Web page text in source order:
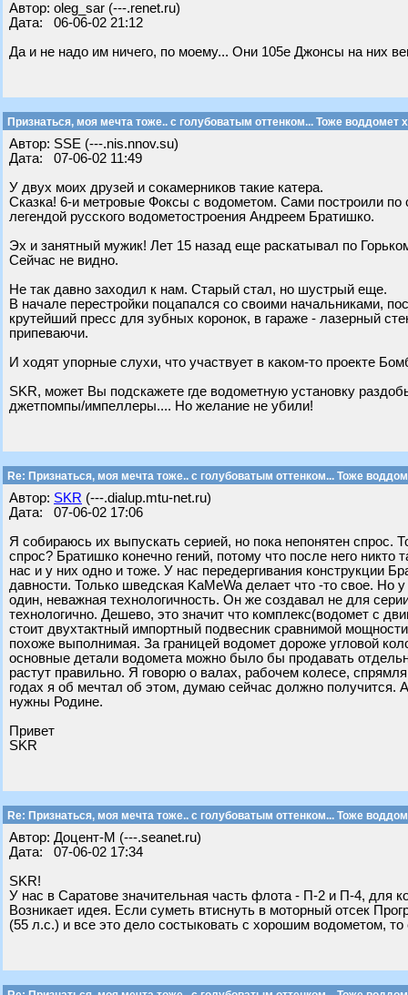
Автор: oleg_sar (---.renet.ru)
Дата: 06-06-02 21:12
Да и не надо им ничего, по моему... Они 105е Джонсы на них
Признаться, моя мечта тоже.. с голубоватым оттенком... Тоже воддомет
Автор: SSE (---.nis.nnov.su)
Дата: 07-06-02 11:49
У двух моих друзей и сокамерников такие катера.
Сказка! 6-и метровые Фоксы с водометом. Сами построили по
легендой русского водометостроения Андреем Братишко.
Эх и занятный мужик! Лет 15 назад еще раскатывал по
Сейчас не видно.
Не так давно заходил к нам. Старый стал, но шустрый еще.
В начале перестройки поцапался со своими начальниками,
крутейший пресс для зубных коронок, в гараже - лазерный
припеваючи.
И ходят упорные слухи, что участвует в каком-то проекте
SKR, может Вы подскажете где водометную установку
джетпомпы/импеллеры.... Но желание не убили!
Re: Признаться, моя мечта тоже.. с голубоватым оттенком... Тоже
Автор: SKR (---.dialup.mtu-net.ru)
Дата: 07-06-02 17:06
Я собираюсь их выпускать серией, но пока непонятен спрос.
спрос? Братишко конечно гений, потому что после него
нас и у них одно и тоже. У нас передергивания конструкции
давности. Только шведская KaMeWa делает что -то свое. Но
один, неважная технологичность. Он же создавал не для
технологично. Дешево, это значит что комплекс(водомет с
стоит двухтактный импортный подвесник сравнимой
похоже выполнимая. За границей водомет дороже угловой
основные детали водомета можно было бы продавать
растут правильно. Я говорю о валах, рабочем колесе,
годах я об мечтал об этом, думаю сейчас должно получится.
нужны Родине.
Привет
SKR
Re: Признаться, моя мечта тоже.. с голубоватым оттенком... Тоже
Автор: Доцент-М (---.seanet.ru)
Дата: 07-06-02 17:34
SKR!
У нас в Саратове значительная часть флота - П-2 и П-4, для
Возникает идея. Если суметь втиснуть в моторный отсек
(55 л.с.) и все это дело состыковать с хорошим водометом, то